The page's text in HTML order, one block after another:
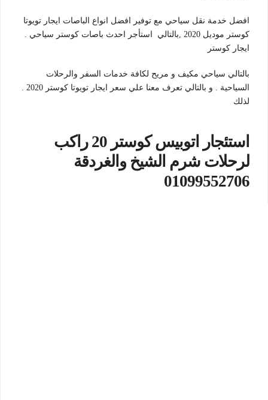
افضل خدمة نقل سياحي مع توفير افضل انواع الباصات ايجار تويوتا
كوستر موديل 2020 ,بالتالي استأجر احدث باصات كوستر سياحي .
ايجار كوستر
بالتالي سياحي مكيف و مريح لكافة خدمات السفر والرحلات
السياحية . و بالتالي تعرف معنا علي سعر ايجار تويوتا كوستر 2020 .
لذلك
استئجار اتوبيس كوستر 20 راكب
لرحلات شرم الشيخ والغردقة
01099552706